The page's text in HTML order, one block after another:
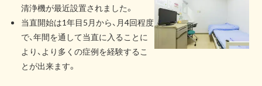
清浄機が最近設置されました。
当直開始は1年目5月から、月4回程度
で、年間を通して当直に入ることに
より、より多くの症例を経験するこ
とが出来ます。